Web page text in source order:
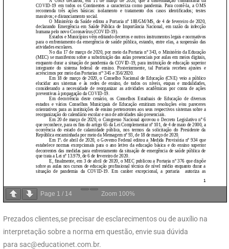
Page 1 / 14 Zoom 100%
Prezados clientes,se precisar de esclarecimentos ou de auxílio na
interpretação sobre a norma em questão, envie sua dúvida
para sac@educationet.com.br.